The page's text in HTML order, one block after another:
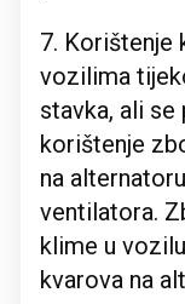
7. Korištenje
vozilima
stavka, ali se
korištenje
na
ventilatora.
klime u
kvarova na